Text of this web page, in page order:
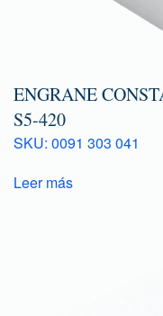
ENGRANE
S5-420
SKU: 0091 303 041
Leer más